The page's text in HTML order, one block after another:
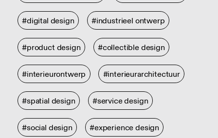
#digital design #industrieel ontwerp
#product design #collectible design
#interieurontwerp #interieurarchitectuur
#spatial design #service design
#social design #experience design